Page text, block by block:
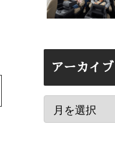
アーカイブ